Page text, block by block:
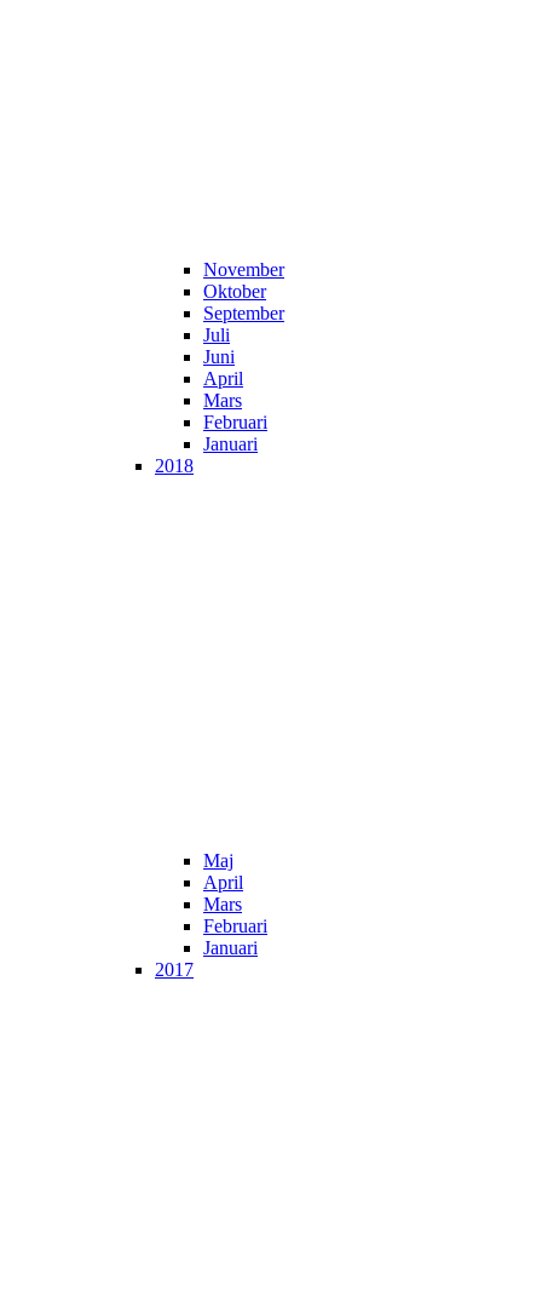
November
Oktober
September
Juli
Juni
April
Mars
Februari
Januari
2018
Maj
April
Mars
Februari
Januari
2017